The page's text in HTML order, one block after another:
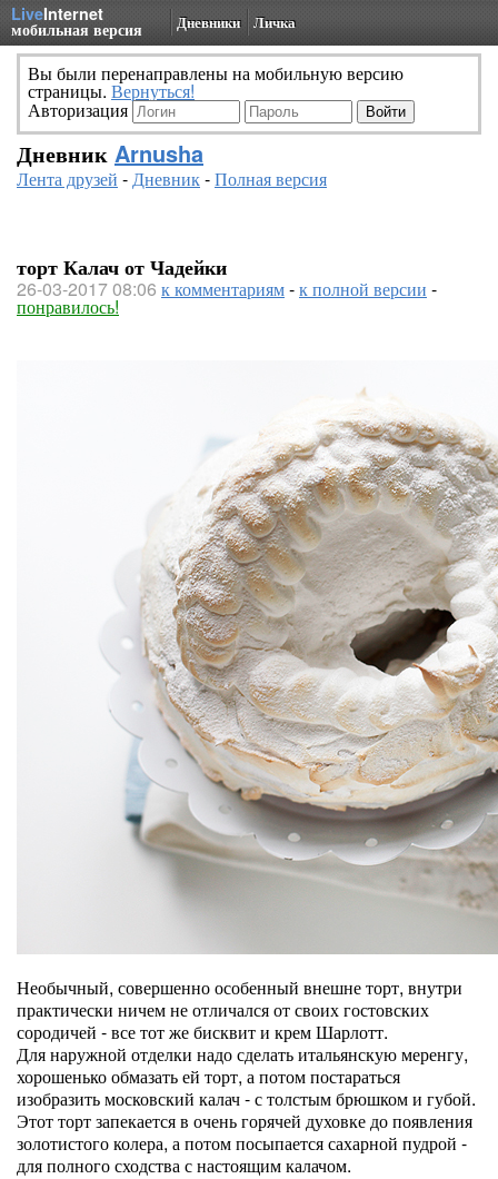
LiveInternet
мобильная версия Дневники Личка
Вы были перенаправлены на мобильную версию
страницы. Вернуться!
Авторизация
Дневник Arnusha
Лента друзей -Дневник-Полная версия
торт Калач от Чадейки
26-03-2017 08:06 к комментариям-к полной версии -
понравилось!
Необычный, совершенно особенный внешне торт, внутри
практически ничем не отличался от своих гостовских
сородичей - все тот же бисквит и крем Шарлотт.
Для наружной отделки надо сделать итальянскую меренгу,
хорошенько обмазать ей торт, а потом постараться
изобразить московский калач - с толстым брюшком и губой.
Этот торт запекается в очень горячей духовке до появления
золотистого колера, а потом посыпается сахарной пудрой -
для полного сходства с настоящим калачом.